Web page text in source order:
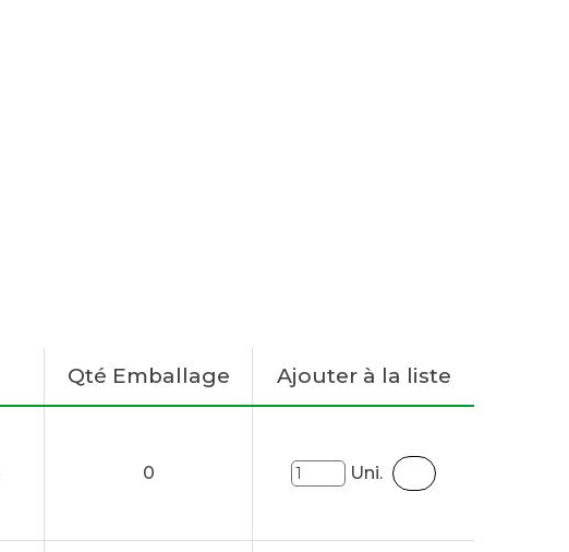
Qté Emballage Ajouter à la liste
0 Uni.